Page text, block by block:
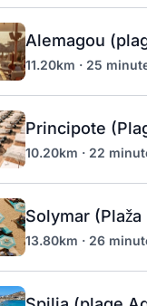
Alemagou
11.20km · 25
Principote
10.20km · 22
Solymar
13.80km · 26